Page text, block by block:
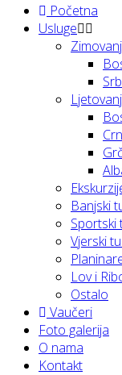
Početna
Usluge
Banjski
Sportski
Vjerski
Lov i
Ostalo
Vaučeri
Foto galerija
O nama
Kontakt